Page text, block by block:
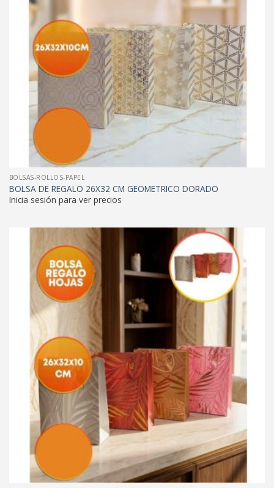
BOLSAS-ROLLOS-PAPEL
BOLSA DE REGALO 26X32 CM GEOMETRICO DORADO
Inicia sesión para ver precios